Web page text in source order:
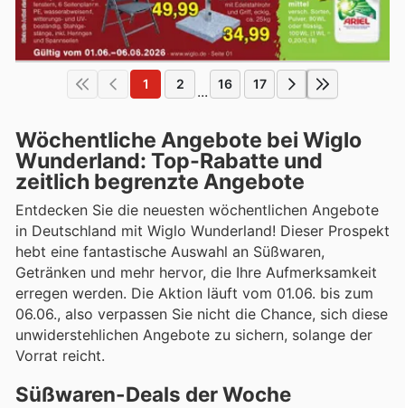
1 2 ... 16 17
Wöchentliche Angebote bei Wiglo
Wunderland: Top-Rabatte und
zeitlich begrenzte Angebote
Entdecken Sie die neuesten wöchentlichen Angebote
in Deutschland mit Wiglo Wunderland! Dieser Prospekt
hebt eine fantastische Auswahl an Süßwaren,
Getränken und mehr hervor, die Ihre Aufmerksamkeit
erregen werden. Die Aktion läuft vom 01.06. bis zum
06.06., also verpassen Sie nicht die Chance, sich diese
unwiderstehlichen Angebote zu sichern, solange der
Vorrat reicht.
Süßwaren-Deals der Woche